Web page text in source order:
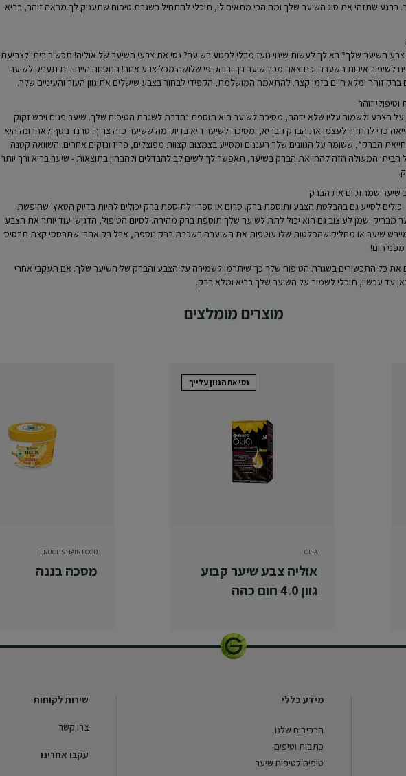
ברגע שתזהי את סוג השיער שלך ומה הכי מתאים לו, תוכלי להתחיל בשגרת טיפוח שתעניק לך מראה זוהר, בריא
השיער שלך? בא לך לעשות שינוי נועז מבלי לפגוע בשיער? נסי את צבעי השיער של אוליה! תכשיר ביתי לצביעת
לשיפור איכות השערה וכתוצאה מכך שיער רך ובוהק פי שלושה מכל צבע אחר! הנוסחה הייחודית תעניק לשיער
זוהר ומלא חיים בזמן קצר. להתאמה המושלמת, הקפידי לבחור בצבע שישלים את גוון העור והעיניים שלך.
זוהר
הצבע ולשמור עליו שלא ידהה, מסיכה לשיער היא תוספת נהדרת לשגרת הטיפוח שלך. שיער פגום ויבש זקוק
כדי להחזיר לעצמו את הברק הבריא, ומסיכה לשיער היא בדיוק מה ששיער כזה צריך. טרנד נוסף לאחרונה היא
הברק*, ששומר על הגוונים שלך רעננים ומסייע בצמצום קצוות מפוצלים, פריז ונזקים אחרים. השוואה קטנה
הביתי המעולה הזה להחייאת הברק בשיער, תאפשר לך לשים לב להבדלים ולהבחין בתוצאות - שיער בריא ורך יותר
שיער שמחזקים את הברק
יכולים לסייע גם בהבלטת הצבע ותוספת ברק. סרום או ספריי לתוספת ברק יכולים להיות בדיוק הטאץ' שחיפשת
מבריק. שמן לעיצוב גם הוא יכול לתת לשיער שלך תוספת ברק מהירה. לסיום הטיפול, הדגישי עוד יותר את הצבע
שיער או מחליק שהפלטות שלו עוטפות את השיערה בשכבת ברק נוספת, אבל רק אחרי שתרססי קצת תרסיס
חום!
את כל התכשירים בשגרת הטיפוח שלך כך שיתרמו לשמירה על הצבע והברק של השיער שלך. אם תעקבי אחרי
עד עכשיו, תוכלי לשמור על השיער שלך בריא ומלא ברק.
מוצרים מומלצים
נסי את הגוון עלייך
OLIA
אוליה צבע שיער קבוע
גוון 4.0 חום כהה
FRUCTIS HAIR FOOD
מסכה בננה
מידע כללי
הרכיבים שלנו
כתבות וטיפים
טיפים לטיפוח שיער
שירות לקוחות
צרו קשר
עקבו אחרינו